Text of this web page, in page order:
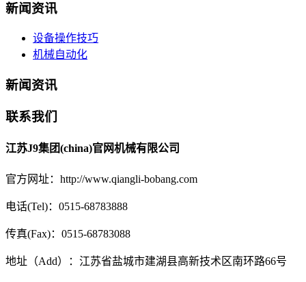
新闻资讯
设备操作技巧
机械自动化
新闻资讯
联系我们
江苏J9集团(china)官网机械有限公司
官方网址：http://www.qiangli-bobang.com
电话(Tel)：0515-68783888
传真(Fax)：0515-68783088
地址（Add）：江苏省盐城市建湖县高新技术区南环路66号